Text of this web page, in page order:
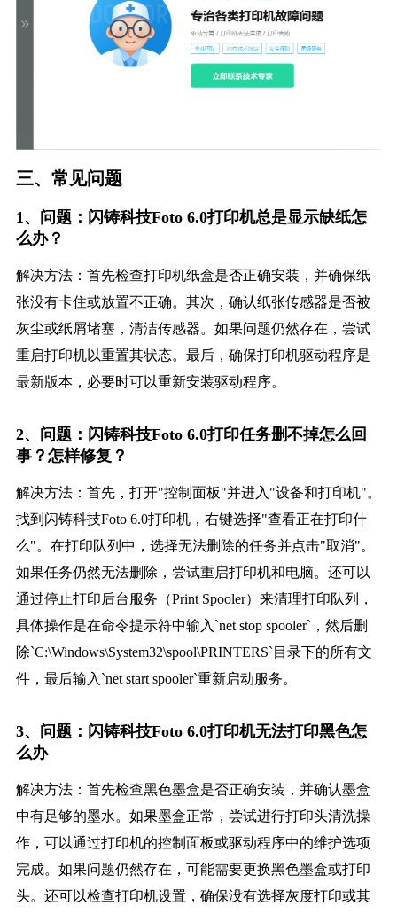
三、常见问题
1、问题：闪铸科技Foto 6.0打印机总是显示缺纸怎
么办？
解决方法：首先检查打印机纸盒是否正确安装，并确保纸
张没有卡住或放置不正确。其次，确认纸张传感器是否被
灰尘或纸屑堵塞，清洁传感器。如果问题仍然存在，尝试
重启打印机以重置其状态。最后，确保打印机驱动程序是
最新版本，必要时可以重新安装驱动程序。
2、问题：闪铸科技Foto 6.0打印任务删不掉怎么回
事？怎样修复？
解决方法：首先，打开"控制面板"并进入"设备和打印机"。
找到闪铸科技Foto 6.0打印机，右键选择"查看正在打印什
么"。在打印队列中，选择无法删除的任务并点击"取消"。
如果任务仍然无法删除，尝试重启打印机和电脑。还可以
通过停止打印后台服务（Print Spooler）来清理打印队列，
具体操作是在命令提示符中输入`net stop spooler`，然后删
除`C:\Windows\System32\spool\PRINTERS`目录下的所有文
件，最后输入`net start spooler`重新启动服务。
3、问题：闪铸科技Foto 6.0打印机无法打印黑色怎
么办
解决方法：首先检查黑色墨盒是否正确安装，并确认墨盒
中有足够的墨水。如果墨盒正常，尝试进行打印头清洗操
作，可以通过打印机的控制面板或驱动程序中的维护选项
完成。如果问题仍然存在，可能需要更换黑色墨盒或打印
头。还可以检查打印机设置，确保没有选择灰度打印或其